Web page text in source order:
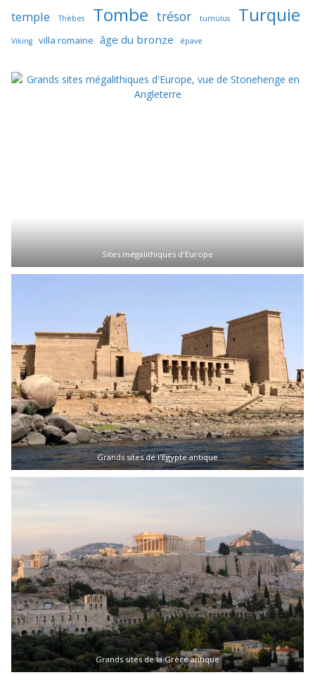
temple Thèbes Tombe trésor tumulus Turquie
Viking villa romaine âge du bronze épave
Sites mégalithiques d'Europe
Grands sites de l'Egypte antique
Grands sites de la Grèce antique